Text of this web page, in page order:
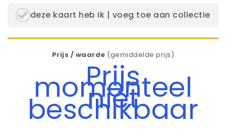
deze kaart heb ik | voeg toe aan collectie
Prijs / waarde (gemiddelde prijs)
Prijs
momenteel
niet
beschikbaar